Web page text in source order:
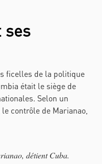
ses
ficelles de la politique
était le siège de
Selon un
contrôle de Marianao,
détient Cuba.